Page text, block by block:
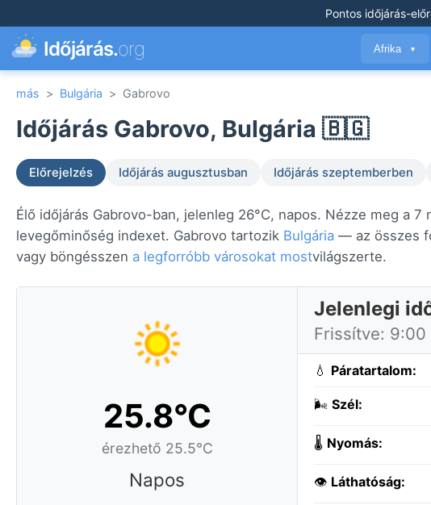
Pontos időjárás-
Időjárás.org Afrika ▼
más > Bulgária > Gabrovo
Időjárás Gabrovo, Bulgária 🇧🇬
Előrejelzés Időjárás augusztusban Időjárás szeptemberben
Élő időjárás Gabrovo-ban, jelenleg 26°C, napos. Nézze meg a
levegőminőség indexet. Gabrovo tartozik Bulgária — az összes
vagy böngésszen a legforróbb városokat mostvilágszerte.
25.8°C
érezhető 25.5°C
Napos
Jelenlegi
Frissítve: 9:00
💧 Páratartalom:
🌬️ Szél:
🌡️ Nyomás:
👁️ Láthatóság: